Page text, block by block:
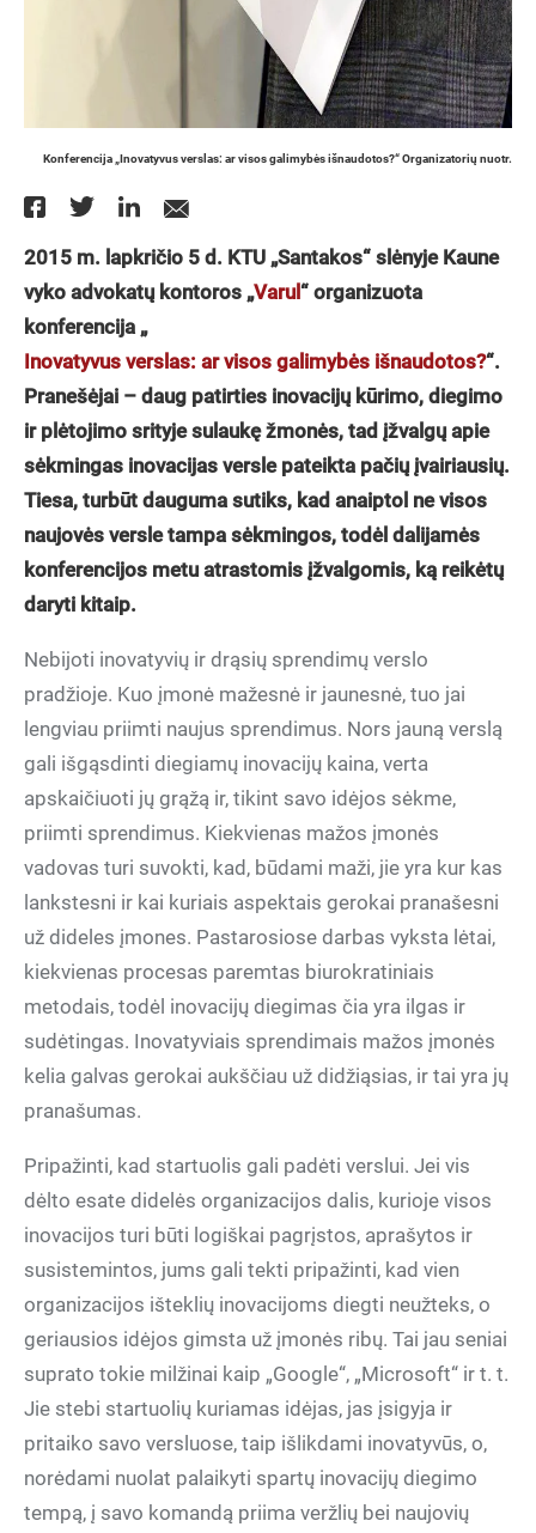
Konferencija „Inovatyvus verslas: ar visos galimybės išnaudotos?“ Organizatorių nuotr.
2015 m. lapkričio 5 d. KTU „Santakos“ slėnyje Kaune
vyko advokatų kontoros „Varul “ organizuota
konferencija „
Inovatyvus verslas: ar visos galimybės išnaudotos?“.
Pranešėjai – daug patirties inovacijų kūrimo, diegimo
ir plėtojimo srityje sulaukę žmonės, tad įžvalgų apie
sėkmingas inovacijas versle pateikta pačių įvairiausių.
Tiesa, turbūt dauguma sutiks, kad anaiptol ne visos
naujovės versle tampa sėkmingos, todėl dalijamės
konferencijos metu atrastomis įžvalgomis, ką reikėtų
daryti kitaip.
Nebijoti inovatyvių ir drąsių sprendimų verslo
pradžioje. Kuo įmonė mažesnė ir jaunesnė, tuo jai
lengviau priimti naujus sprendimus. Nors jauną verslą
gali išgąsdinti diegiamų inovacijų kaina, verta
apskaičiuoti jų grąžą ir, tikint savo idėjos sėkme,
priimti sprendimus. Kiekvienas mažos įmonės
vadovas turi suvokti, kad, būdami maži, jie yra kur kas
lankstesni ir kai kuriais aspektais gerokai pranašesni
už dideles įmones. Pastarosiose darbas vyksta lėtai,
kiekvienas procesas paremtas biurokratiniais
metodais, todėl inovacijų diegimas čia yra ilgas ir
sudėtingas. Inovatyviais sprendimais mažos įmonės
kelia galvas gerokai aukščiau už didžiąsias, ir tai yra jų
pranašumas.
Pripažinti, kad startuolis gali padėti verslui. Jei vis
dėlto esate didelės organizacijos dalis, kurioje visos
inovacijos turi būti logiškai pagrįstos, aprašytos ir
susistemintos, jums gali tekti pripažinti, kad vien
organizacijos išteklių inovacijoms diegti neužteks, o
geriausios idėjos gimsta už įmonės ribų. Tai jau seniai
suprato tokie milžinai kaip „Google“, „Microsoft“ ir t. t.
Jie stebi startuolių kuriamas idėjas, jas įsigyja ir
pritaiko savo versluose, taip išlikdami inovatyvūs, o,
norėdami nuolat palaikyti spartų inovacijų diegimo
tempą, į savo komandą priima veržlių bei naujovių